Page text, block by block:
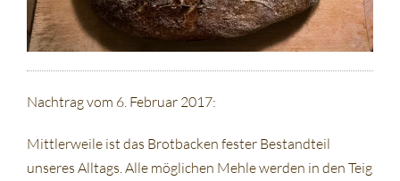
Nachtrag vom 6. Februar 2017:
Mittlerweile ist das Brotbacken fester Bestandteil
unseres Alltags. Alle möglichen Mehle werden in den Teig